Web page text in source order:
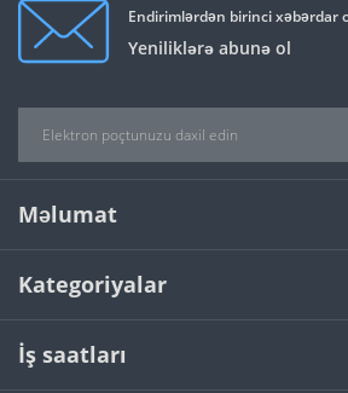
Endirimlərdən birinci xəbərdar
Yeniliklərə abunə ol
Məlumat
Kategoriyalar
İş saatları